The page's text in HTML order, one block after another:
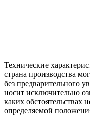
Технические
страна производства
без предварительного
носит исключительно
каких обстоятельствах
определяемой